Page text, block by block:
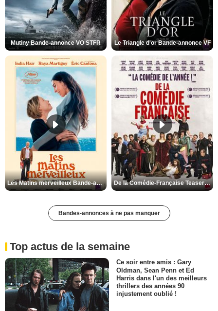
Mutiny Bande-annonce VO STFR Le Triangle d'or Bande-annonce VF
Les Matins merveilleux Bande-annonce VF De la Comédie-Française Teaser VF
Bandes-annonces à ne pas manquer
Top actus de la semaine
Ce soir entre amis : Gary
Oldman, Sean Penn et Ed
Harris dans l'un des meilleurs
thrillers des années 90
injustement oublié !